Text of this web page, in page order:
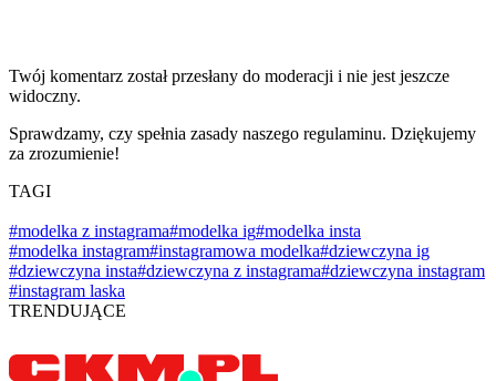
Twój komentarz został przesłany do moderacji i nie jest jeszcze
widoczny.
Sprawdzamy, czy spełnia zasady naszego regulaminu. Dziękujemy
za zrozumienie!
TAGI
#modelka z instagrama#modelka ig#modelka insta
#modelka instagram#instagramowa modelka#dziewczyna ig
#dziewczyna insta#dziewczyna z instagrama#dziewczyna instagram
#instagram laska
TRENDUJĄCE